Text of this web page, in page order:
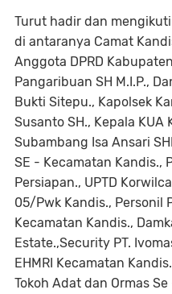
Turut hadir dan
di antaranya Camat
Anggota DPRD
Pangaribuan SH M.I.P.,
Bukti Sitepu., Kapolsek
Susanto SH., Kepala KUA
Subambang Isa Ansari
SE - Kecamatan Kandis.,
Persiapan., UPTD
05/Pwk Kandis., Personil
Kecamatan Kandis.,
Estate.,Security PT.
EHMRI Kecamatan
Tokoh Adat dan Ormas